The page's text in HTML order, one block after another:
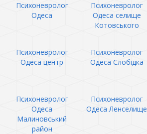
Психоневролог
Одеса
Психоневролог
Одеса селище
Котовського
Психоневролог
Одеса центр
Психоневролог
Одеса Слобідка
Психоневролог
Одеса
Малиновський
район
Психоневролог
Одеса Ленселище